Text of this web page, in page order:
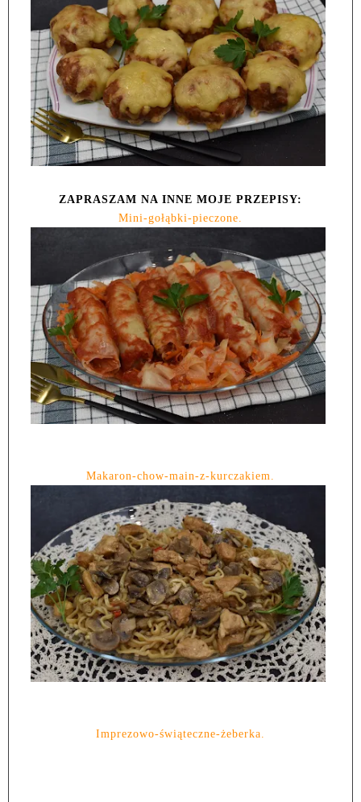
ZAPRASZAM NA INNE MOJE PRZEPISY:
Mini-gołąbki-pieczone.
Makaron-chow-main-z-kurczakiem.
Imprezowo-świąteczne-żeberka.